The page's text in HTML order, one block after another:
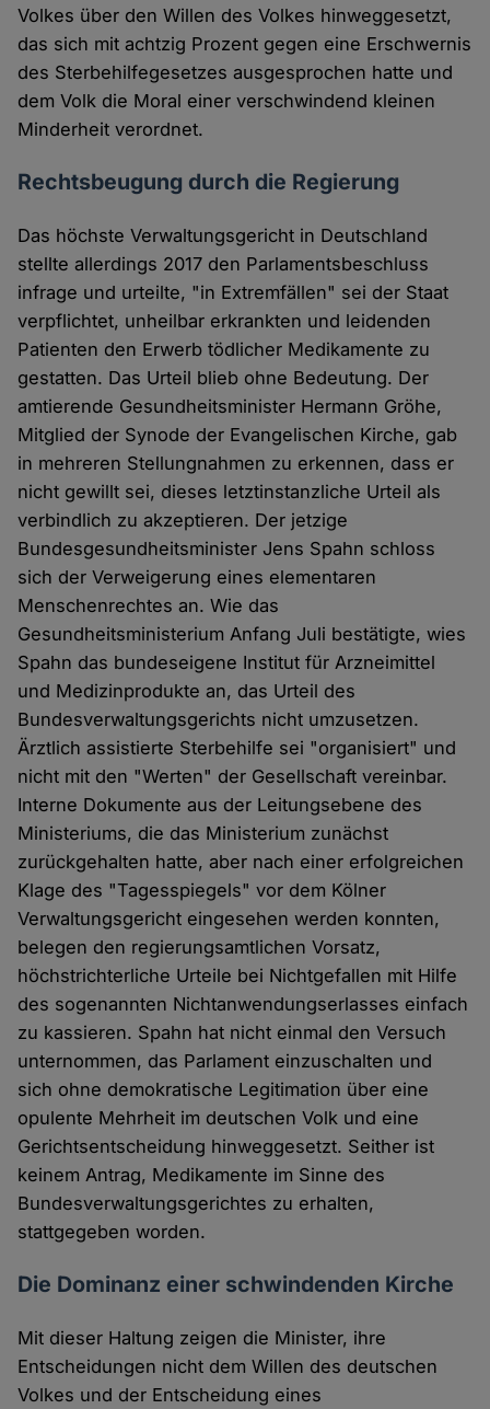
Volkes über den Willen des Volkes hinweggesetzt,
das sich mit achtzig Prozent gegen eine Erschwernis
des Sterbehilfegesetzes ausgesprochen hatte und
dem Volk die Moral einer verschwindend kleinen
Minderheit verordnet.
Rechtsbeugung durch die Regierung
Das höchste Verwaltungsgericht in Deutschland
stellte allerdings 2017 den Parlamentsbeschluss
infrage und urteilte, "in Extremfällen" sei der Staat
verpflichtet, unheilbar erkrankten und leidenden
Patienten den Erwerb tödlicher Medikamente zu
gestatten. Das Urteil blieb ohne Bedeutung. Der
amtierende Gesundheitsminister Hermann Gröhe,
Mitglied der Synode der Evangelischen Kirche, gab
in mehreren Stellungnahmen zu erkennen, dass er
nicht gewillt sei, dieses letztinstanzliche Urteil als
verbindlich zu akzeptieren. Der jetzige
Bundesgesundheitsminister Jens Spahn schloss
sich der Verweigerung eines elementaren
Menschenrechtes an. Wie das
Gesundheitsministerium Anfang Juli bestätigte, wies
Spahn das bundeseigene Institut für Arzneimittel
und Medizinprodukte an, das Urteil des
Bundesverwaltungsgerichts nicht umzusetzen.
Ärztlich assistierte Sterbehilfe sei "organisiert" und
nicht mit den "Werten" der Gesellschaft vereinbar.
Interne Dokumente aus der Leitungsebene des
Ministeriums, die das Ministerium zunächst
zurückgehalten hatte, aber nach einer erfolgreichen
Klage des "Tagesspiegels" vor dem Kölner
Verwaltungsgericht eingesehen werden konnten,
belegen den regierungsamtlichen Vorsatz,
höchstrichterliche Urteile bei Nichtgefallen mit Hilfe
des sogenannten Nichtanwendungserlasses einfach
zu kassieren. Spahn hat nicht einmal den Versuch
unternommen, das Parlament einzuschalten und
sich ohne demokratische Legitimation über eine
opulente Mehrheit im deutschen Volk und eine
Gerichtsentscheidung hinweggesetzt. Seither ist
keinem Antrag, Medikamente im Sinne des
Bundesverwaltungsgerichtes zu erhalten,
stattgegeben worden.
Die Dominanz einer schwindenden Kirche
Mit dieser Haltung zeigen die Minister, ihre
Entscheidungen nicht dem Willen des deutschen
Volkes und der Entscheidung eines